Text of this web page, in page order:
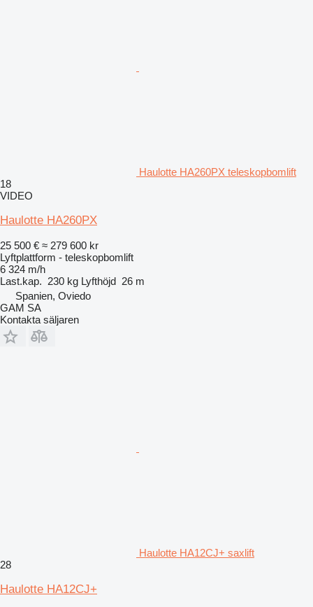
Haulotte HA260PX teleskopbomlift
18
VIDEO
Haulotte HA260PX
25 500 € ≈ 279 600 kr
Lyftplattform - teleskopbomlift
6 324 m/h
Last.kap. 230 kg Lyfthöjd 26 m
Spanien, Oviedo
GAM SA
Kontakta säljaren
Haulotte HA12CJ+ saxlift
28
Haulotte HA12CJ+